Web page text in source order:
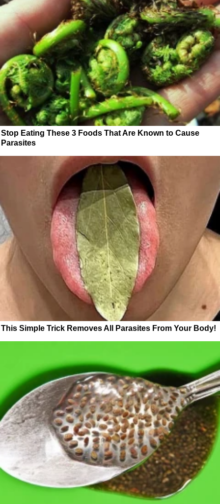
Stop Eating These 3 Foods That Are Known to Cause
Parasites
This Simple Trick Removes All Parasites From Your Body!